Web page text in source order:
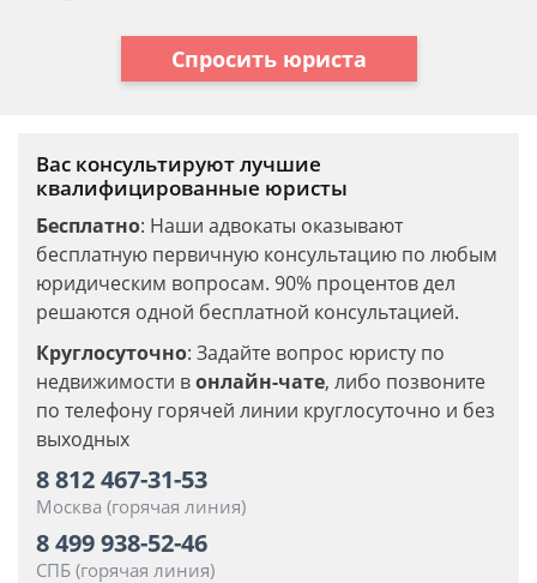
Спросить юриста
Вас консультируют лучшие
квалифицированные юристы
Бесплатно: Наши адвокаты оказывают
бесплатную первичную консультацию по любым
юридическим вопросам. 90% процентов дел
решаются одной бесплатной консультацией.
Круглосуточно: Задайте вопрос юристу по
недвижимости вонлайн-чате, либо позвоните
по телефону горячей линии круглосуточно и без
выходных
8 812 467-31-53
Москва (горячая линия)
8 499 938-52-46
СПБ (горячая линия)